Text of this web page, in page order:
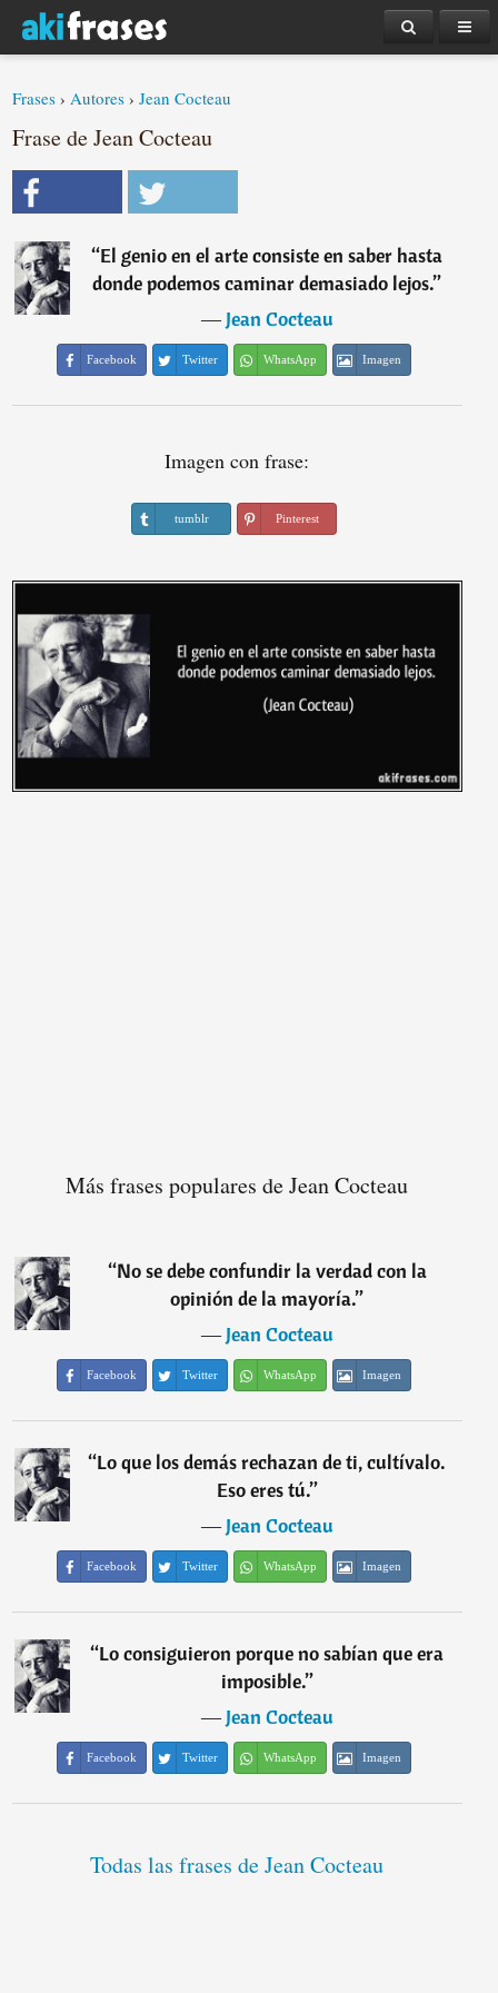
Frases ›Autores ›Jean Cocteau
Frase de Jean Cocteau
“El genio en el arte consiste en saber hasta
donde podemos caminar demasiado lejos.”
―Jean Cocteau
Facebook Twitter WhatsApp Imagen
Imagen con frase:
tumblr Pinterest
Más frases populares de Jean Cocteau
“No se debe confundir la verdad con la
opinión de la mayoría.”
―Jean Cocteau
Facebook Twitter WhatsApp Imagen
“Lo que los demás rechazan de ti, cultívalo.
Eso eres tú.”
―Jean Cocteau
Facebook Twitter WhatsApp Imagen
“Lo consiguieron porque no sabían que era
imposible.”
―Jean Cocteau
Facebook Twitter WhatsApp Imagen
Todas las frases de Jean Cocteau